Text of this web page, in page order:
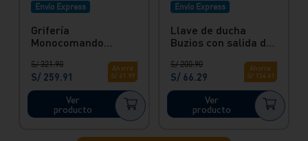
Envío Express
Grifería
Monocomando
cromado Ibiza Vainsa
S/ 321.90
S/ 259.91
Ahorra
S/ 61 99
Ver
producto
Envío Express
Llave de ducha
Buzios con salida de
Italgrif
S/ 200.90
S/ 66.29
Ahorra
S/ 134. 61
Ver
producto